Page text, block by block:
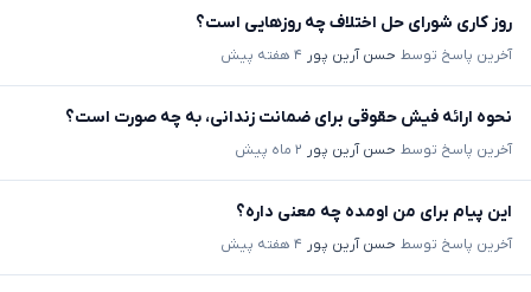
روز کاری شورای حل اختلاف چه روزهایی است؟
آخرین پاسخ توسط حسن آرین پور ۴ هفته پیش
نحوه ارائه فیش حقوقی برای ضمانت زندانی، به چه صورت است؟
آخرین پاسخ توسط حسن آرین پور ۲ ماه پیش
این پیام برای من اومده چه معنی داره؟
آخرین پاسخ توسط حسن آرین پور ۴ هفته پیش